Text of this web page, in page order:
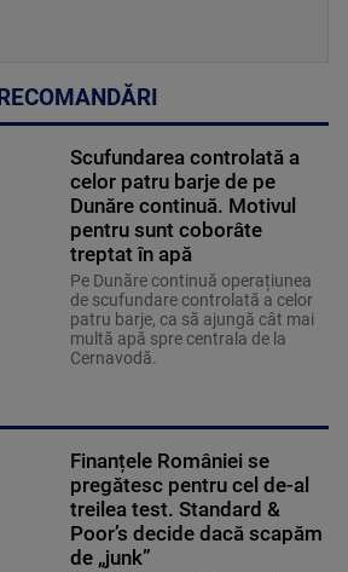
RECOMANDĂRI
Scufundarea controlată a
celor patru barje de pe
Dunăre continuă. Motivul
pentru sunt coborâte
treptat în apă
Pe Dunăre continuă operațiunea
de scufundare controlată a celor
patru barje, ca să ajungă cât mai
multă apă spre centrala de la
Cernavodă.
Finanțele României se
pregătesc pentru cel de-al
treilea test. Standard &
Poor’s decide dacă scapăm
de „junk”